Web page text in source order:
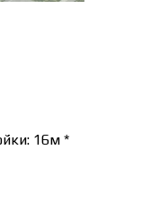
16м *